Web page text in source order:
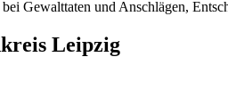
Gewalttaten und Anschlägen,
Leipzig